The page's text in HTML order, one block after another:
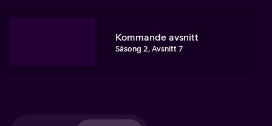
Kommande avsnitt
Säsong 2, Avsnitt 7